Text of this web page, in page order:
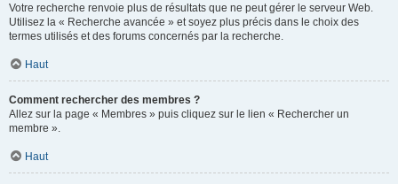
Votre recherche renvoie plus de résultats que ne peut gérer le serveur Web.
Utilisez la « Recherche avancée » et soyez plus précis dans le choix des
termes utilisés et des forums concernés par la recherche.
Haut
Comment rechercher des membres ?
Allez sur la page « Membres » puis cliquez sur le lien « Rechercher un
membre ».
Haut